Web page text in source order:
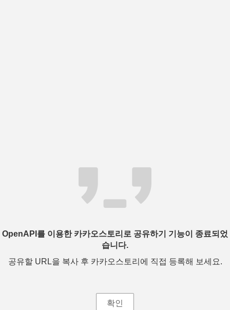
OpenAPI를 이용한 카카오스토리로 공유하기 기능이 종료되었
습니다.
공유할 URL을 복사 후 카카오스토리에 직접 등록해 보세요.
확인